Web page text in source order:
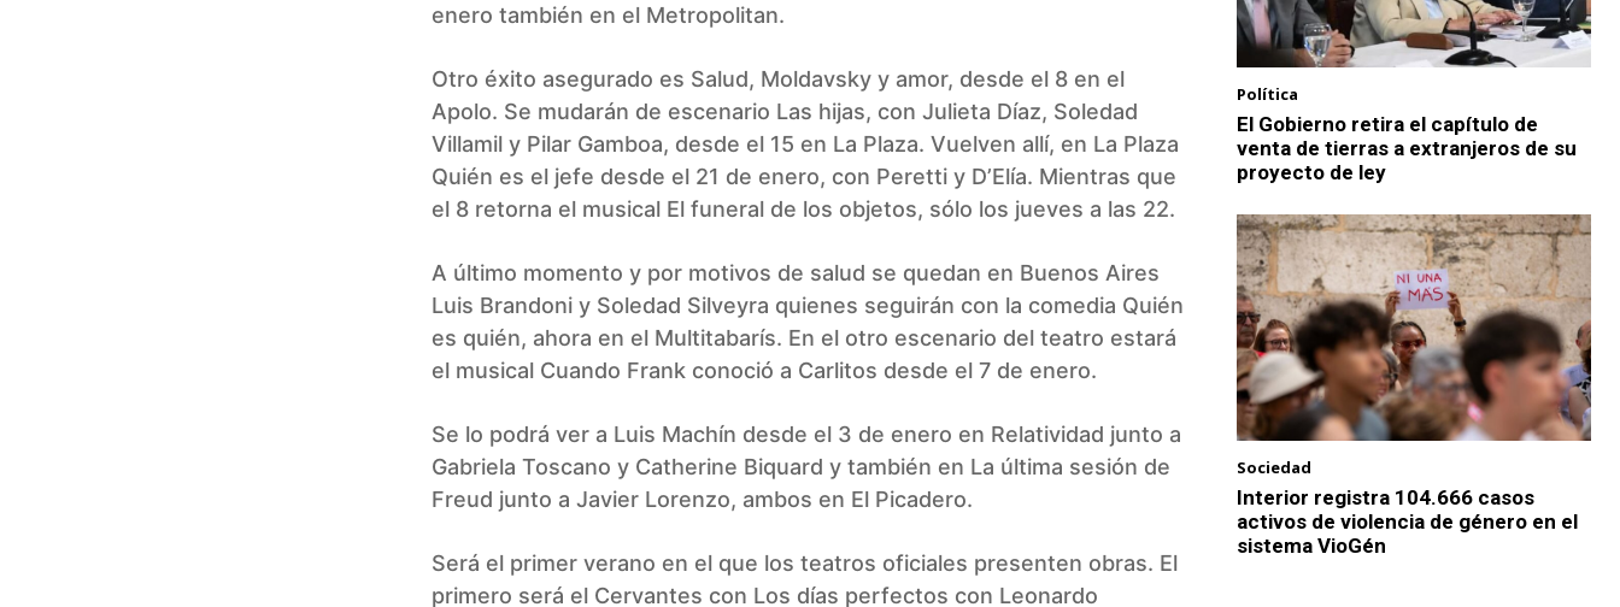
enero también en el Metropolitan.
Otro éxito asegurado es Salud, Moldavsky y amor, desde el 8 en el
Apolo. Se mudarán de escenario Las hijas, con Julieta Díaz, Soledad
Villamil y Pilar Gamboa, desde el 15 en La Plaza. Vuelven allí, en La Plaza
Quién es el jefe desde el 21 de enero, con Peretti y D’Elía. Mientras que
el 8 retorna el musical El funeral de los objetos, sólo los jueves a las 22.
A último momento y por motivos de salud se quedan en Buenos Aires
Luis Brandoni y Soledad Silveyra quienes seguirán con la comedia Quién
es quién, ahora en el Multitabarís. En el otro escenario del teatro estará
el musical Cuando Frank conoció a Carlitos desde el 7 de enero.
Se lo podrá ver a Luis Machín desde el 3 de enero en Relatividad junto a
Gabriela Toscano y Catherine Biquard y también en La última sesión de
Freud junto a Javier Lorenzo, ambos en El Picadero.
Será el primer verano en el que los teatros oficiales presenten obras. El
primero será el Cervantes con Los días perfectos con Leonardo
Política
El Gobierno retira el capítulo de
venta de tierras a extranjeros de su
proyecto de ley
Sociedad
Interior registra 104.666 casos
activos de violencia de género en el
sistema VioGén